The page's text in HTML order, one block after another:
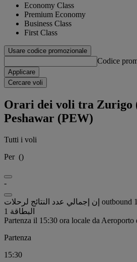
Economy Class
Premium Economy
Business Class
First Class
Usare codice promozionale
Codice
Applicare
Cercare voli
Orari dei voli tra Zurigo
Peshawar (PEW)
Tutti i voli
Per ()
-
البطاقة 1
Partenza il 15:30 ora locale da
Partenza
15:30